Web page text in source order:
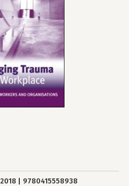
2018 9780415558938